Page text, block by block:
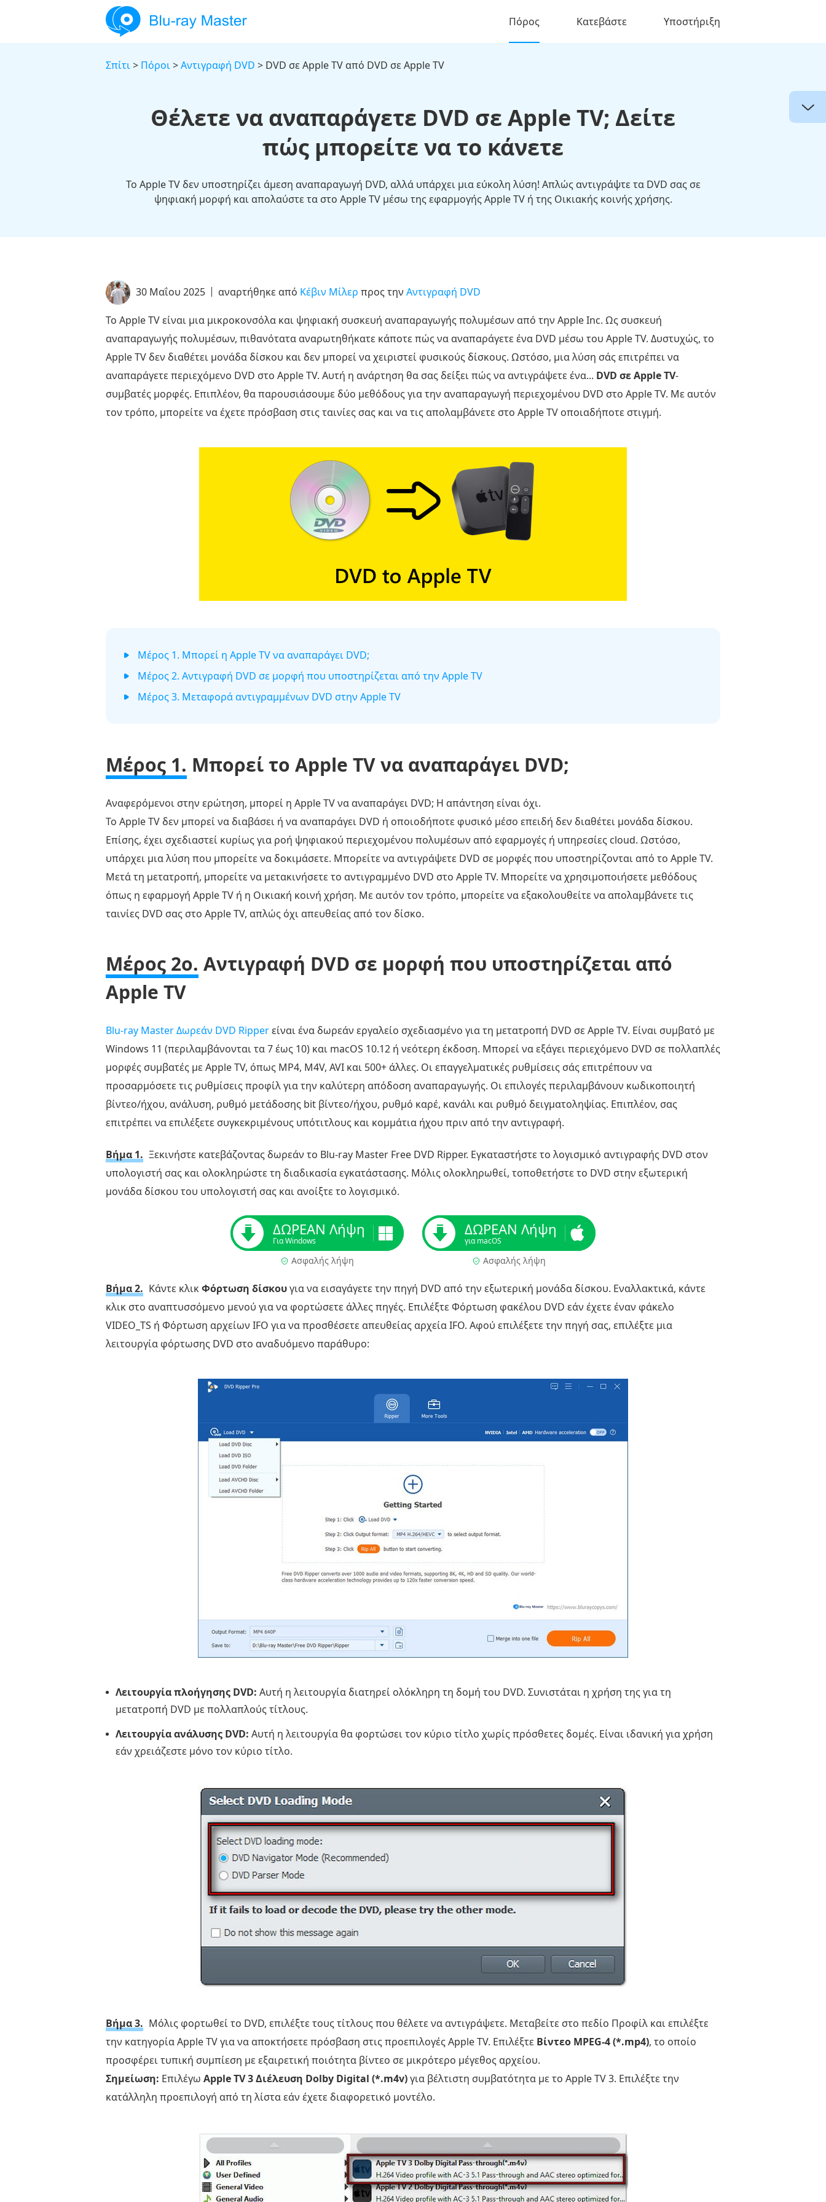
Πόρος Κατεβάστε Υποστήριξη
Σπίτι> Πόροι>Αντιγραφή DVD > DVD σε Apple TV από DVD σε Apple TV
Θέλετε να αναπαράγετε DVD σε Apple TV; Δείτε
πώς μπορείτε να το κάνετε
Το Apple TV δεν υποστηρίζει άμεση αναπαραγωγή DVD, αλλά υπάρχει μια εύκολη λύση! Απλώς αντιγράψτε τα DVD σας σε
ψηφιακή μορφή και απολαύστε τα στο Apple TV μέσω της εφαρμογής Apple TV ή της Οικιακής κοινής χρήσης.
30 Μαΐου 2025 αναρτήθηκε από Κέβιν Μίλερ προς την Αντιγραφή DVD
Το Apple TV είναι μια μικροκονσόλα και ψηφιακή συσκευή αναπαραγωγής πολυμέσων από την Apple Inc. Ως συσκευή
αναπαραγωγής πολυμέσων, πιθανότατα αναρωτηθήκατε κάποτε πώς να αναπαράγετε ένα DVD μέσω του Apple TV. Δυστυχώς, το
Apple TV δεν διαθέτει μονάδα δίσκου και δεν μπορεί να χειριστεί φυσικούς δίσκους. Ωστόσο, μια λύση σάς επιτρέπει να
αναπαράγετε περιεχόμενο DVD στο Apple TV. Αυτή η ανάρτηση θα σας δείξει πώς να αντιγράψετε ένα... DVD σε Apple TV-
συμβατές μορφές. Επιπλέον, θα παρουσιάσουμε δύο μεθόδους για την αναπαραγωγή περιεχομένου DVD στο Apple TV. Με αυτόν
τον τρόπο, μπορείτε να έχετε πρόσβαση στις ταινίες σας και να τις απολαμβάνετε στο Apple TV οποιαδήποτε στιγμή.
Μέρος 1. Μπορεί η Apple TV να αναπαράγει DVD;
Μέρος 2. Αντιγραφή DVD σε μορφή που υποστηρίζεται από την Apple TV
Μέρος 3. Μεταφορά αντιγραμμένων DVD στην Apple TV
Μέρος 1. Μπορεί το Apple TV να αναπαράγει DVD;
Αναφερόμενοι στην ερώτηση, μπορεί η Apple TV να αναπαράγει DVD; Η απάντηση είναι όχι.
Το Apple TV δεν μπορεί να διαβάσει ή να αναπαράγει DVD ή οποιοδήποτε φυσικό μέσο επειδή δεν διαθέτει μονάδα δίσκου.
Επίσης, έχει σχεδιαστεί κυρίως για ροή ψηφιακού περιεχομένου πολυμέσων από εφαρμογές ή υπηρεσίες cloud. Ωστόσο,
υπάρχει μια λύση που μπορείτε να δοκιμάσετε. Μπορείτε να αντιγράψετε DVD σε μορφές που υποστηρίζονται από το Apple TV.
Μετά τη μετατροπή, μπορείτε να μετακινήσετε το αντιγραμμένο DVD στο Apple TV. Μπορείτε να χρησιμοποιήσετε μεθόδους
όπως η εφαρμογή Apple TV ή η Οικιακή κοινή χρήση. Με αυτόν τον τρόπο, μπορείτε να εξακολουθείτε να απολαμβάνετε τις
ταινίες DVD σας στο Apple TV, απλώς όχι απευθείας από τον δίσκο.
Μέρος 2ο. Αντιγραφή DVD σε μορφή που υποστηρίζεται από
Apple TV
Blu-ray Master Δωρεάν DVD Ripperείναι ένα δωρεάν εργαλείο σχεδιασμένο για τη μετατροπή DVD σε Apple TV. Είναι συμβατό με
Windows 11 (περιλαμβάνονται τα 7 έως 10) και macOS 10.12 ή νεότερη έκδοση. Μπορεί να εξάγει περιεχόμενο DVD σε πολλαπλές
μορφές συμβατές με Apple TV, όπως MP4, M4V, AVI και 500+ άλλες. Οι επαγγελματικές ρυθμίσεις σάς επιτρέπουν να
προσαρμόσετε τις ρυθμίσεις προφίλ για την καλύτερη απόδοση αναπαραγωγής. Οι επιλογές περιλαμβάνουν κωδικοποιητή
βίντεο/ήχου, ανάλυση, ρυθμό μετάδοσης bit βίντεο/ήχου, ρυθμό καρέ, κανάλι και ρυθμό δειγματοληψίας. Επιπλέον, σας
επιτρέπει να επιλέξετε συγκεκριμένους υπότιτλους και κομμάτια ήχου πριν από την αντιγραφή.
Βήμα 1. Ξεκινήστε κατεβάζοντας δωρεάν το Blu-ray Master Free DVD Ripper. Εγκαταστήστε το λογισμικό αντιγραφής DVD στον
υπολογιστή σας και ολοκληρώστε τη διαδικασία εγκατάστασης. Μόλις ολοκληρωθεί, τοποθετήστε το DVD στην εξωτερική
μονάδα δίσκου του υπολογιστή σας και ανοίξτε το λογισμικό.
ΔΩΡΕΑΝ Λήψη
Για Windows
Ασφαλής λήψη
ΔΩΡΕΑΝ Λήψη
για macOS
Ασφαλής λήψη
Βήμα 2. Κάντε κλικΦόρτωση δίσκουγια να εισαγάγετε την πηγή DVD από την εξωτερική μονάδα δίσκου. Εναλλακτικά, κάντε
κλικ στο αναπτυσσόμενο μενού για να φορτώσετε άλλες πηγές. Επιλέξτε Φόρτωση φακέλου DVD εάν έχετε έναν φάκελο
VIDEO_TS ή Φόρτωση αρχείων IFO για να προσθέσετε απευθείας αρχεία IFO. Αφού επιλέξετε την πηγή σας, επιλέξτε μια
λειτουργία φόρτωσης DVD στο αναδυόμενο παράθυρο:
Λειτουργία πλοήγησης DVD: Αυτή η λειτουργία διατηρεί ολόκληρη τη δομή του DVD. Συνιστάται η χρήση της για τη
μετατροπή DVD με πολλαπλούς τίτλους.
Λειτουργία ανάλυσης DVD: Αυτή η λειτουργία θα φορτώσει τον κύριο τίτλο χωρίς πρόσθετες δομές. Είναι ιδανική για χρήση
εάν χρειάζεστε μόνο τον κύριο τίτλο.
Βήμα 3. Μόλις φορτωθεί το DVD, επιλέξτε τους τίτλους που θέλετε να αντιγράψετε. Μεταβείτε στο πεδίο Προφίλ και επιλέξτε
την κατηγορία Apple TV για να αποκτήσετε πρόσβαση στις προεπιλογές Apple TV. Επιλέξτε Βίντεο MPEG-4 (*.mp4), το οποίο
προσφέρει τυπική συμπίεση με εξαιρετική ποιότητα βίντεο σε μικρότερο μέγεθος αρχείου.
Σημείωση: Επιλέγω Apple TV 3 Διέλευση Dolby Digital (*.m4v)για βέλτιστη συμβατότητα με το Apple TV 3. Επιλέξτε την
κατάλληλη προεπιλογή από τη λίστα εάν έχετε διαφορετικό μοντέλο.